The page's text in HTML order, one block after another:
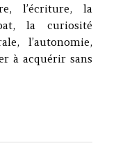
l’écriture, la
la curiosité
l’autonomie,
à acquérir sans
du décalage